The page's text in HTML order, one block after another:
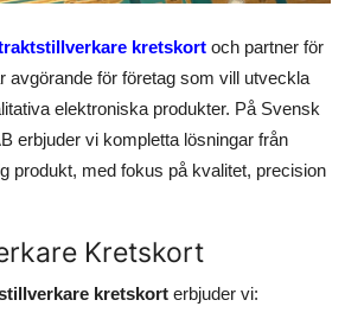
kretskort och partner för
avgörande för företag som vill utveckla
elektroniska produkter. På Svensk
erbjuder vi kompletta lösningar från
produkt, med fokus på kvalitet, precision
Kretskort
kretskort erbjuder vi: